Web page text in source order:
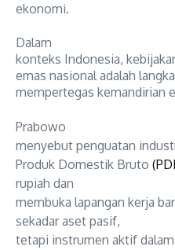
ekonomi.
Dalam
konteks Indonesia,
emas nasional adalah
mempertegas kemandirian
Prabowo
menyebut penguatan
Produk Domestik Bruto
rupiah dan
membuka lapangan kerja
sekadar aset pasif,
tetapi instrumen aktif